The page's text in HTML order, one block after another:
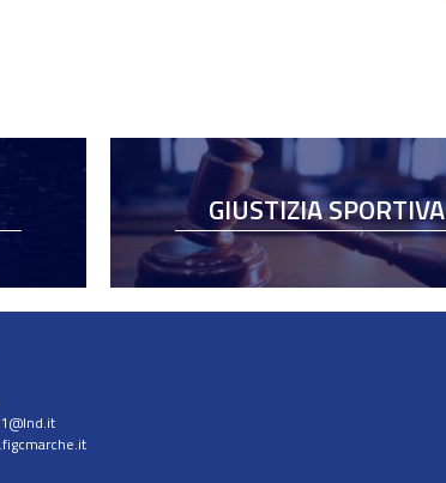
GIUSTIZIA SPORTIVA